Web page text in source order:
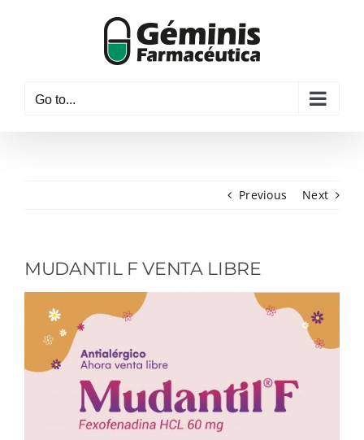
Go to...
Previous Next
MUDANTIL F VENTA LIBRE